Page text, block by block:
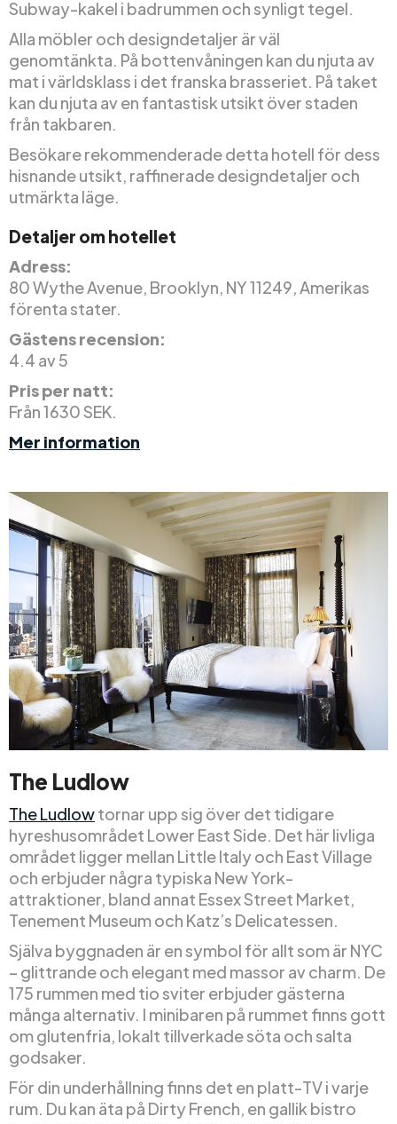
Subway-kakel i badrummen och synligt tegel.
Alla möbler och designdetaljer är väl
genomtänkta. På bottenvåningen kan du njuta av
mat i världsklass i det franska brasseriet. På taket
kan du njuta av en fantastisk utsikt över staden
från takbaren.
Besökare rekommenderade detta hotell för dess
hisnande utsikt, raffinerade designdetaljer och
utmärkta läge.
Detaljer om hotellet
Adress:
80 Wythe Avenue, Brooklyn, NY 11249, Amerikas
förenta stater.
Gästens recension:
4.4 av 5
Pris per natt:
Från 1630 SEK.
Mer information
The Ludlow
The Ludlowtornar upp sig över det tidigare
hyreshusområdet Lower East Side. Det här livliga
området ligger mellan Little Italy och East Village
och erbjuder några typiska New York-
attraktioner, bland annat Essex Street Market,
Tenement Museum och Katz’s Delicatessen.
Själva byggnaden är en symbol för allt som är NYC
– glittrande och elegant med massor av charm. De
175 rummen med tio sviter erbjuder gästerna
många alternativ. I minibaren på rummet finns gott
om glutenfria, lokalt tillverkade söta och salta
godsaker.
För din underhållning finns det en platt-TV i varje
rum. Du kan äta på Dirty French, en gallik bistro